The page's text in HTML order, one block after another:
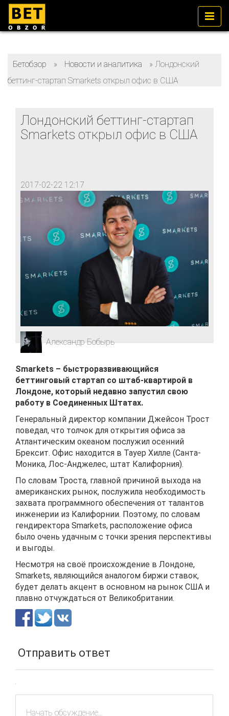
Бетобзор » Новости и аналитика » Лондонский
беттинг-стартап Smarkets открыл офис в США
Лондонский беттинг-стартап
Smarkets открыл офис в США
2017-02-22 12:17
Александр Бобырь
Smarkets – быстроразвивающийся
беттинговый стартап со штаб-квартирой в
Лондоне, который недавно запустил свою
работу в Соединенных Штатах.
Генеральный директор компании Джейсон Трост
поведал, что толчок для открытия офиса за
Атлантическим океаном послужил осенний
Брексит. Офис находится в Тауер Хилле (Санта-
Моника, Лос-Анджелес, штат Калифорния).
По словам Троста, главной причиной выхода на
американских рынок, послужила необходимость
захвата программного обеспечения от талантов
инженерии из Калифорнии. Поэтому, по словам
гендиректора Smarkets, расположение офиса
было очень удачным с точки зрения перспективы
и выгоды.
Несмотря на своё происхождение в Лондоне,
Smarkets, являющийся аналогом биржи ставок,
будет делать акцент в основном на рынок США и
плавно отчуждаться от Великобритании.
Отправить ответ